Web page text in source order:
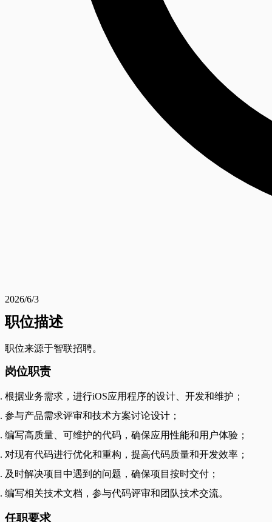
2026/6/3
职位描述
职位来源于智联招聘。
岗位职责
根据业务需求，进行iOS应用程序的设计、开发和维护；
参与产品需求评审和技术方案讨论设计；
编写高质量、可维护的代码，确保应用性能和用户体验；
对现有代码进行优化和重构，提高代码质量和开发效率；
及时解决项目中遇到的问题，确保项目按时交付；
编写相关技术文档，参与代码评审和团队技术交流。
任职要求